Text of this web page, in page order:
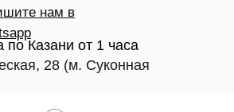
по Казани от 1 часа
нам в
28 (м. Суконная